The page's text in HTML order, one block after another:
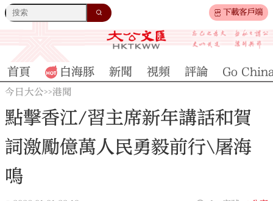
下載客戶端
首頁 白海豚 新聞 視頻 評論 Go
今日大公>>港聞
點擊香江/習主席新年講話和賀
詞激勵億萬人民勇毅前行\屠海
鳴